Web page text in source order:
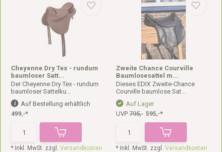
Cheyenne Dry Tex - rundum
baumloser Satt...
Der Cheyenne Dry Tex - rundum
baumloser Sattelku...
Auf Bestellung erhältlich
499,-*
* Inkl. MwSt. zzgl.Versandkosten
Zweite Chance Courville
Baumlosesattel m...
Dieses EDIX Zweite-Chance
Courville baumlose Sat...
Auf Lager
UVP 795,- 595,-*
* Inkl. MwSt. zzgl. Versandkosten